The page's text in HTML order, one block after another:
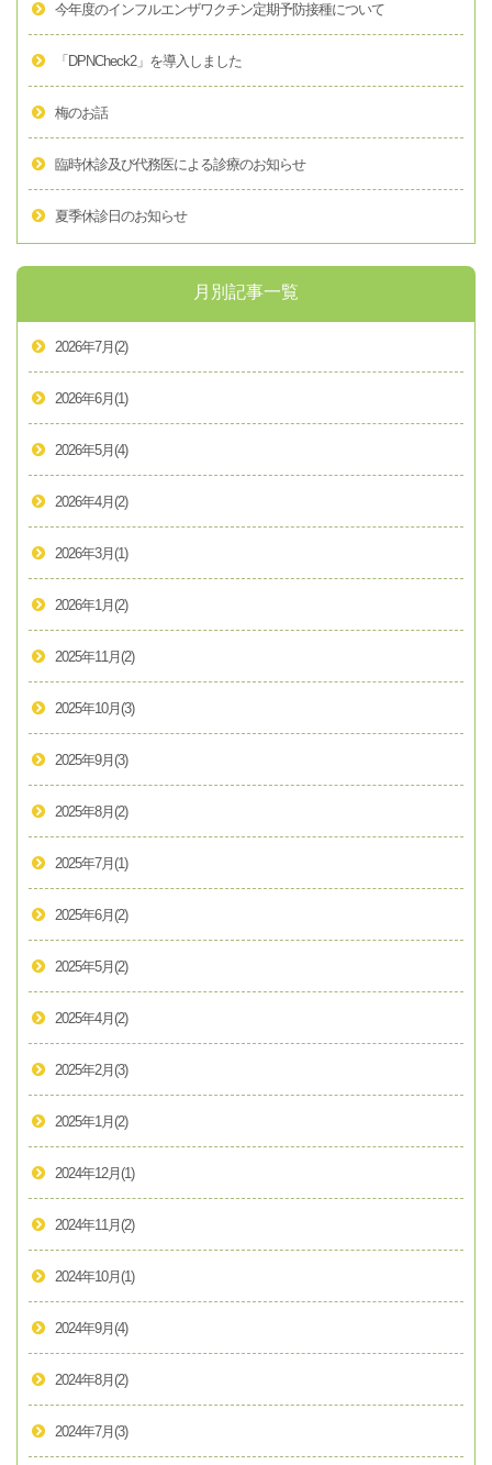
今年度のインフルエンザワクチン定期予防接種について
「DPNCheck2」を導入しました
梅のお話
臨時休診及び代務医による診療のお知らせ
夏季休診日のお知らせ
月別記事一覧
2026年7月 (2)
2026年6月 (1)
2026年5月 (4)
2026年4月 (2)
2026年3月 (1)
2026年1月 (2)
2025年11月 (2)
2025年10月 (3)
2025年9月 (3)
2025年8月 (2)
2025年7月 (1)
2025年6月 (2)
2025年5月 (2)
2025年4月 (2)
2025年2月 (3)
2025年1月 (2)
2024年12月 (1)
2024年11月 (2)
2024年10月 (1)
2024年9月 (4)
2024年8月 (2)
2024年7月 (3)